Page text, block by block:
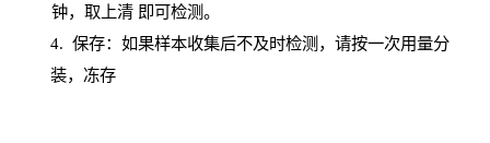
钟，取上清 即可检测。
4. 保存：如果样本收集后不及时检测，请按一次用量分
装，冻存